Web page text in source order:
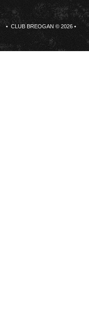
• CLUB BREOGAN © 2026 •